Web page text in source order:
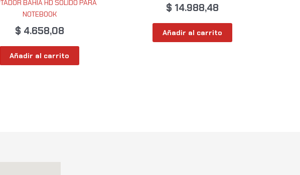
BAHIA HD SOLIDO PARA
NOTEBOOK
$ 4.658,08
Añadir al carrito
$ 14.988,48
Añadir al carrito